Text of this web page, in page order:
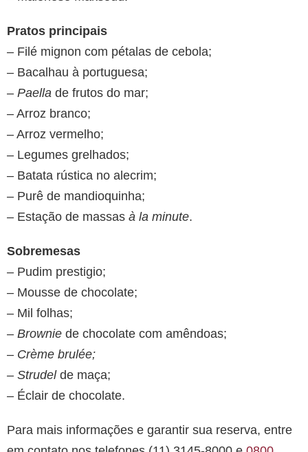
Pratos principais
– Filé mignon com pétalas de cebola;
– Bacalhau à portuguesa;
– Paella de frutos do mar;
– Arroz branco;
– Arroz vermelho;
– Legumes grelhados;
– Batata rústica no alecrim;
– Purê de mandioquinha;
– Estação de massas à la minute.
Sobremesas
– Pudim prestigio;
– Mousse de chocolate;
– Mil folhas;
– Brownie de chocolate com amêndoas;
– Crème brulée;
– Strudelde maça;
– Éclair de chocolate.
Para mais informações e garantir sua reserva, entre